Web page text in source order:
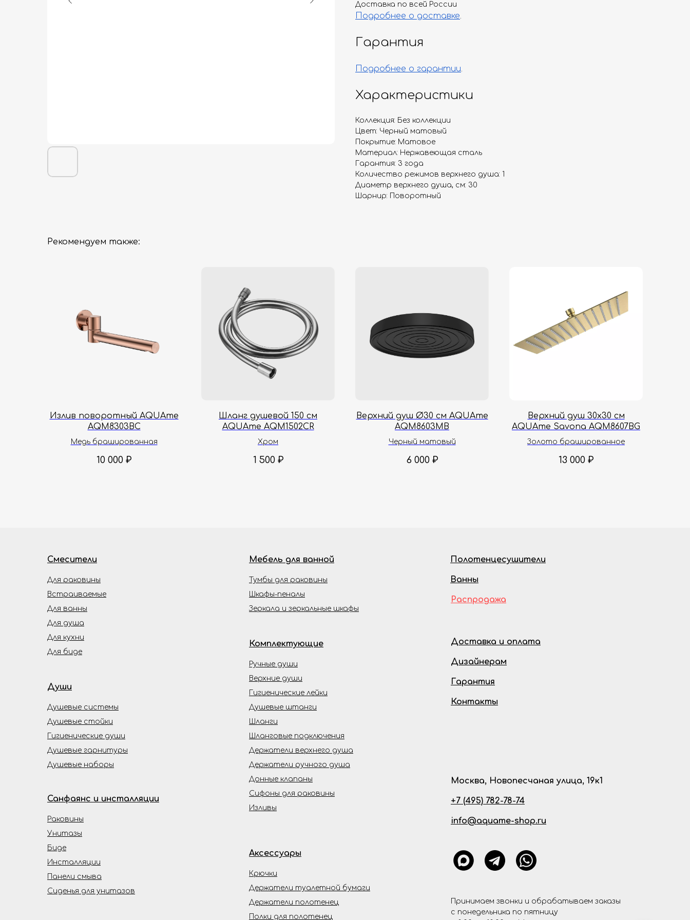
Доставка по всей России
Подробнее о доставке.
Гарантия
Подробнее о гарантии.
Характеристики
Коллекция: Без коллекции
Цвет: Черный матовый
Покрытие: Матовое
Материал: Нержавеющая сталь
Гарантия: 3 года
Количество режимов верхнего душа: 1
Диаметр верхнего душа, см: 30
Шарнир: Поворотный
Рекомендуем также:
Излив поворотный AQUAme
AQM8303BC
Медь брашированная
10 000 ₽
Шланг душевой 150 см
AQUAme AQM1502CR
Хром
1 500 ₽
Верхний душ Ø30 см AQUAme
AQM8603MB
Черный матовый
6 000 ₽
Верхний душ 30х30 см
AQUAme Savona AQM8607BG
Золото брашированное
13 000 ₽
Смесители
Души
Душевые гарнитуры
Душевые наборы
Душевые системы
Гигиенические души
Мебель для ванной
Тумбы для раковины
Шкафы-пеналы
Зеркала и зеркальные шкафы
Полки для полотенец
Держатели полотенец
Держатели туалетной бумаги
Крючки
Аксессуары
Встраиваемые
Для биде
Для кухни
Для ванны
Для душа
Для раковины
Комплектующие
Ручные души
Верхние души
Гигиенические лейки
Шланги
Дизайнерам
Доставка и оплата
Гарантия
Контакты
Душевые стойки
Шланговые подключения
Инсталляции
Панели смыва
Сиденья для унитазов
Биде
Унитазы
Раковины
Санфаянс и инсталляции
Распродажа
Полотенцесушители
Ванны
Держатели верхнего душа
Держатели ручного душа
Донные клапаны
Сифоны для раковины
Изливы
Душевые штанги
Москва, Новопесчаная улица, 19к1
+7 (495) 782-78-74
info@aquame-shop.ru
Принимаем звонки и обрабатываем заказы
с понедельника по пятницу